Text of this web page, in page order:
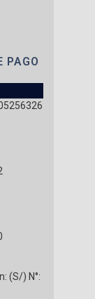
PAGO
(S/) N°: